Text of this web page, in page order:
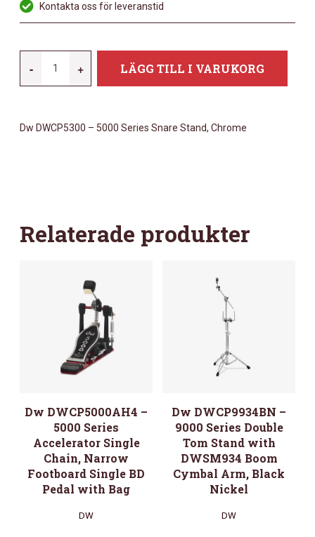
Kontakta oss för leveranstid
-
DWCP5300
SERIES
+ LÄGG TILL I VARUKORG
Dw DWCP5300 – 5000 Series Snare Stand, Chrome
Relaterade produkter
Dw DWCP5000AH4 –
5000 Series
Accelerator Single
Chain, Narrow
Footboard Single BD
Pedal with Bag
DW
Dw DWCP9934BN –
9000 Series Double
Tom Stand with
DWSM934 Boom
Cymbal Arm, Black
Nickel
DW